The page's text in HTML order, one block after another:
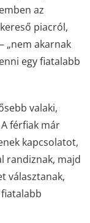
az
piacról,
„nem akarnak
egy fiatalabb
valaki,
férfiak már
kapcsolatot,
randiznak, majd
választanak,